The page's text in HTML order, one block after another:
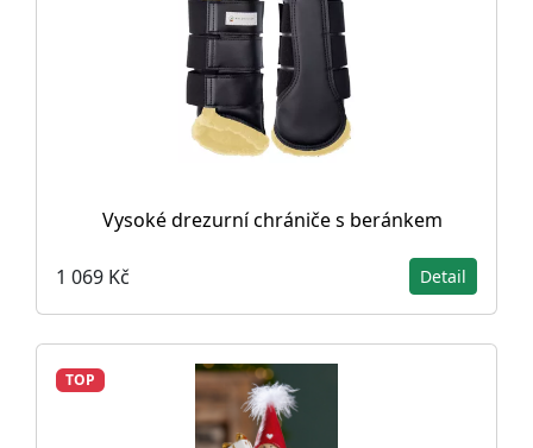
Vysoké drezurní chrániče s beránkem
1 069 Kč Detail
TOP